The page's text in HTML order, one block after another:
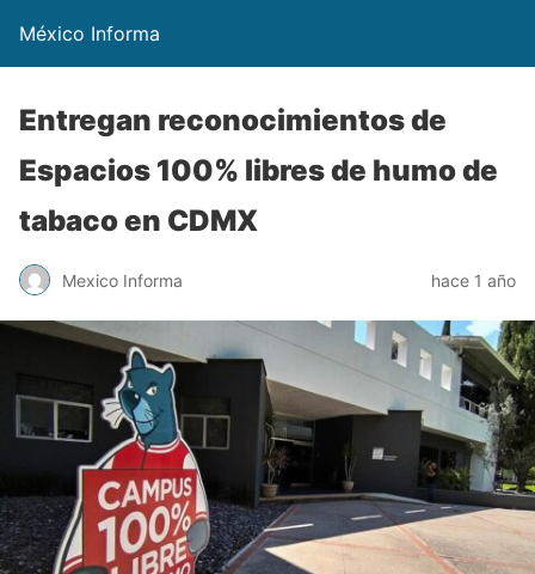
México Informa
Entregan reconocimientos de
Espacios 100% libres de humo de
tabaco en CDMX
Mexico Informa hace 1 año